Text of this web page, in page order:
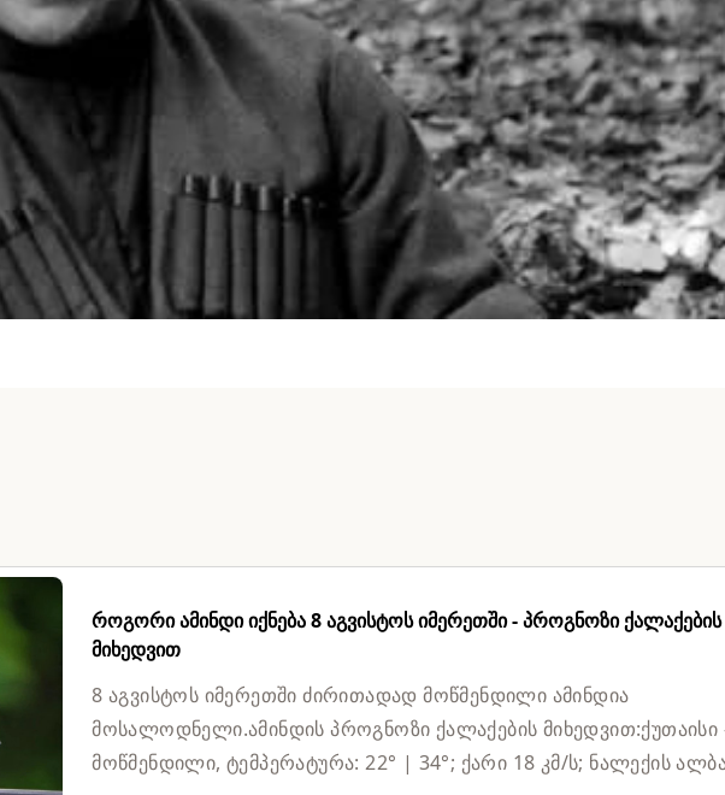
როგორი ამინდი იქნება 8 აგვისტოს იმერეთში - პროგნოზი ქალაქების
მიხედვით
8 აგვისტოს იმერეთში ძირითადად მოწმენდილი ამინდია
მოსალოდნელი.ამინდის პროგნოზი ქალაქების მიხედვით:ქუთაისი
მოწმენდილი, ტემპერატურა: 22° | 34°; ქარი 18 კმ/ს; ნალექის